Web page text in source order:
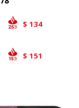
$ 134
$ 151